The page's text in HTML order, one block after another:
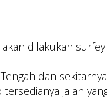
dilakukan
dan sekitarnya
jalan